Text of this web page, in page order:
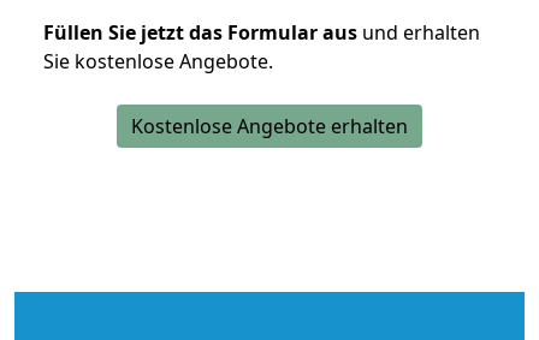
Füllen Sie jetzt das Formular aus und erhalten
Sie kostenlose Angebote.
Kostenlose Angebote erhalten